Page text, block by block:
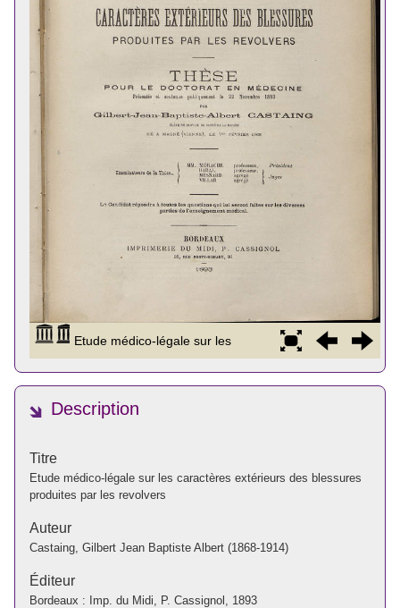
Description
Titre
Etude médico-légale sur les caractères extérieurs des blessures
produites par les revolvers
Auteur
Castaing, Gilbert Jean Baptiste Albert (1868-1914)
Éditeur
Bordeaux : Imp. du Midi, P. Cassignol, 1893